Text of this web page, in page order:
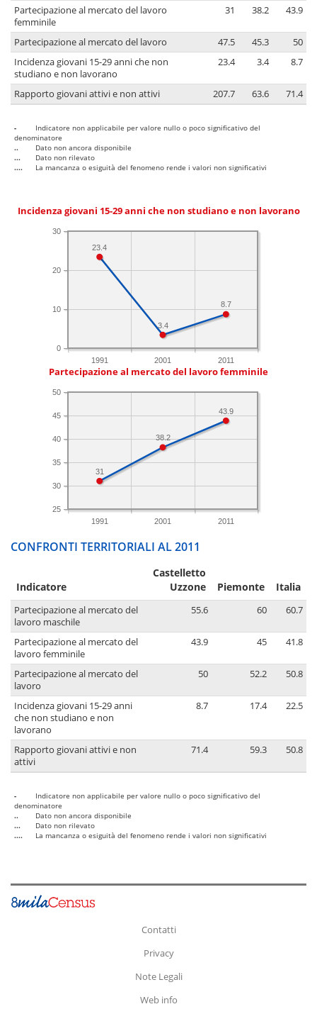
Partecipazione al mercato del lavoro
femminile
31 38.2 43.9
Partecipazione al mercato del lavoro 47.5 45.3
50
Incidenza giovani 15-29 anni che non
studiano e non lavorano
23.4 3.4 8.7
Rapporto giovani attivi e non attivi 207.7 63.6 71.4
-
Indicatore non applicabile per valore nullo o poco significativo del
denominatore
..
Dato non ancora disponibile
...
Dato non rilevato
....
La mancanza o esiguità del fenomeno rende i valori non significativi
Incidenza giovani 15-29 anni che non studiano e non lavorano
1991 2001 2011
0
10
20
30
8.7
3.4
23.4
Partecipazione al mercato del lavoro femminile
1991 2001 2011
25
30
35
40
45
50
43.9
38.2
31
CONFRONTI TERRITORIALI AL 2011
Indicatore
Castelletto
Uzzone
Piemonte Italia
Partecipazione al mercato del
lavoro maschile
55.6 60 60.7
Partecipazione al mercato del
lavoro femminile
43.9 45 41.8
Partecipazione al mercato del
lavoro
50 52.2 50.8
Incidenza giovani 15-29 anni
che non studiano e non
lavorano
8.7 17.4 22.5
Rapporto giovani attivi e non
attivi
71.4 59.3 50.8
-
Indicatore non applicabile per valore nullo o poco significativo del
denominatore
..
Dato non ancora disponibile
...
Dato non rilevato
....
La mancanza o esiguità del fenomeno rende i valori non significativi
Contatti
Privacy
Note Legali
Web info